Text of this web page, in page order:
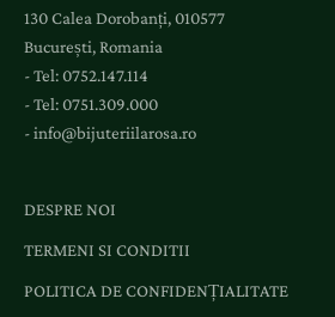
130 Calea Dorobanți, 010577
București, Romania
- Tel:0752.147.114
- Tel:0751.309.000
-info@bijuteriilarosa.ro
DESPRE NOI
TERMENI SI CONDITII
POLITICA DE CONFIDENȚIALITATE